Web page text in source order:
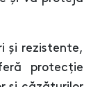
și rezistente,
protecție